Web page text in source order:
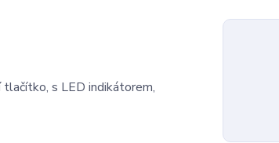
s LED indikátorem,